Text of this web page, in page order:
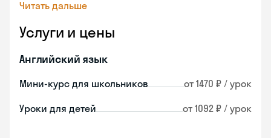
Читать дальше
Услуги и цены
Английский язык
Мини-курс для школьников от 1470 ₽ / урок
Уроки для детей от 1092 ₽ / урок